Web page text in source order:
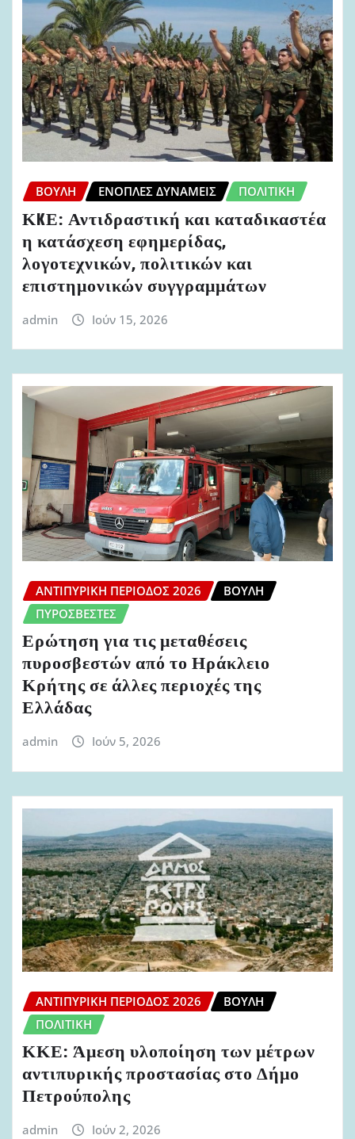
ΒΟΥΛΉ ΈΝΟΠΛΕΣ ΔΥΝΆΜΕΙΣ ΠΟΛΙΤΙΚΉ
ΚKΕ: Αντιδραστική και καταδικαστέα
η κατάσχεση εφημερίδας,
λογοτεχνικών, πολιτικών και
επιστημονικών συγγραμμάτων
admin Ιούν 15, 2026
ΑΝΤΙΠΥΡΙΚΉ ΠΕΡΊΟΔΟΣ 2026
ΒΟΥΛΉ
ΠΥΡΟΣΒΈΣΤΕΣ
Ερώτηση για τις μεταθέσεις
πυροσβεστών από το Ηράκλειο
Κρήτης σε άλλες περιοχές της
Ελλάδας
admin Ιούν 5, 2026
ΑΝΤΙΠΥΡΙΚΉ ΠΕΡΊΟΔΟΣ 2026
ΒΟΥΛΉ
ΠΟΛΙΤΙΚΉ
ΚΚΕ: Άμεση υλοποίηση των μέτρων
αντιπυρικής προστασίας στο Δήμο
Πετρούπολης
admin Ιούν 2, 2026